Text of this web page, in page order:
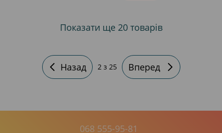
Показати ще 20 товарів
Назад 2з 25 Вперед
068 555-95-81